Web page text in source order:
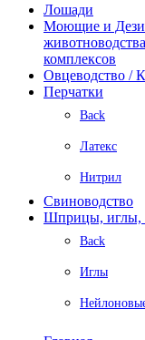
Лошади
Моющие и
комплексов
Овцеводство /
Перчатки
Back
Латекс
Нитрил
Свиноводство
Шприцы, иглы,
Back
Иглы